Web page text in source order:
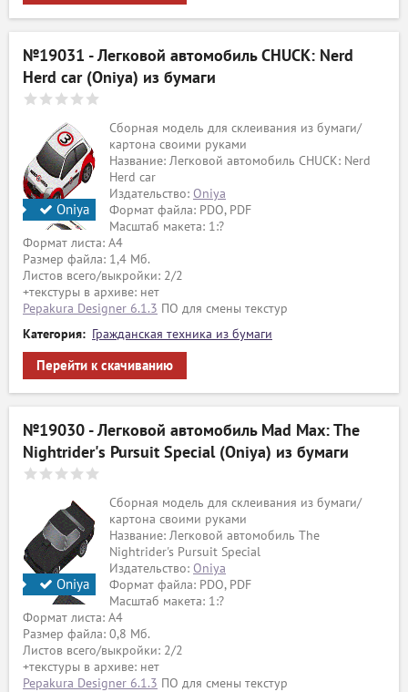
№19031 - Легковой автомобиль CHUCK: Nerd
Herd car (Oniya) из бумаги
Oniya
Сборная модель для склеивания из бумаги/
картона своими руками
Название: Легковой автомобиль CHUCK: Nerd
Herd car
Издательство: Oniya
Формат файла: PDO, PDF
Масштаб макета: 1:?
Формат листа: А4
Размер файла: 1,4 Мб.
Листов всего/выкройки: 2/2
+текстуры в архиве: нет
Pepakura Designer 6.1.3 ПО для смены текстур
Категория: Гражданская техника из бумаги
Перейти к скачиванию
№19030 - Легковой автомобиль Mad Max: The
Nightrider's Pursuit Special (Oniya) из бумаги
Oniya
Сборная модель для склеивания из бумаги/
картона своими руками
Название: Легковой автомобиль The
Nightrider's Pursuit Special
Издательство: Oniya
Формат файла: PDO, PDF
Масштаб макета: 1:?
Формат листа: А4
Размер файла: 0,8 Мб.
Листов всего/выкройки: 2/2
+текстуры в архиве: нет
Pepakura Designer 6.1.3 ПО для смены текстур